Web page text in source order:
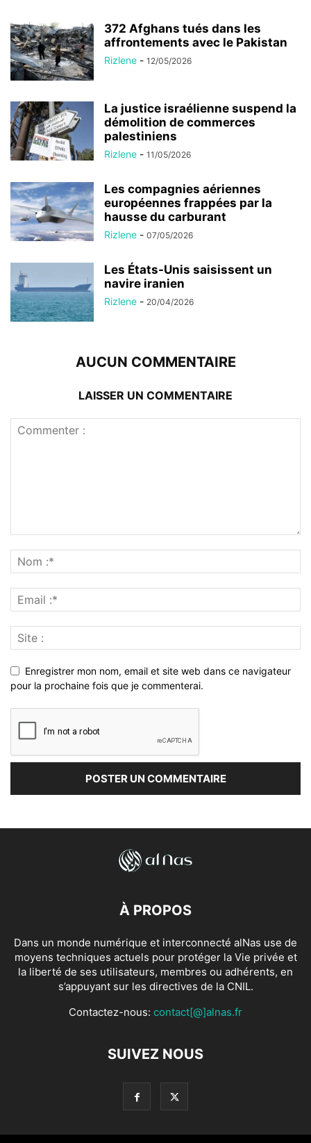
372 Afghans tués dans les
affrontements avec le Pakistan
Rizlene - 12/05/2026
La justice israélienne suspend la
démolition de commerces
palestiniens
Rizlene - 11/05/2026
Les compagnies aériennes
européennes frappées par la
hausse du carburant
Rizlene - 07/05/2026
Les États-Unis saisissent un
navire iranien
Rizlene - 20/04/2026
AUCUN COMMENTAIRE
LAISSER UN COMMENTAIRE
Enregistrer mon nom, email et site web dans ce navigateur
pour la prochaine fois que je commenterai.
À PROPOS
Dans un monde numérique et interconnecté alNas use de
moyens techniques actuels pour protéger la Vie privée et
la liberté de ses utilisateurs, membres ou adhérents, en
s’appuyant sur les directives de la CNIL.
Contactez-nous: contact[@]alnas.fr
SUIVEZ NOUS